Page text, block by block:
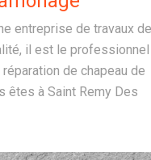
entreprise de travaux de
il est le professionnel
de chapeau de
êtes à Saint Remy Des